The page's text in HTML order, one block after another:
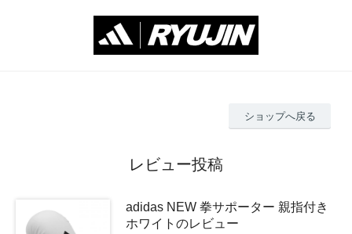
ショップへ戻る
レビュー投稿
adidas NEW 拳サポーター 親指付き
ホワイトのレビュー